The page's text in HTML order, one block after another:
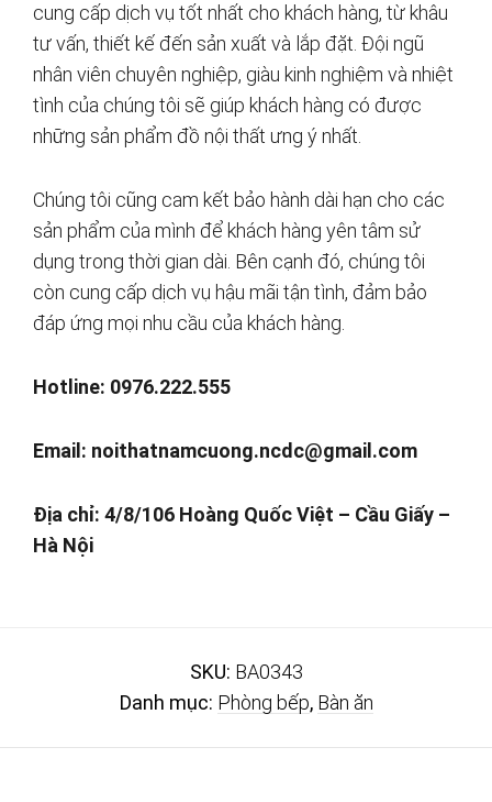
cung cấp dịch vụ tốt nhất cho khách hàng, từ khâu
tư vấn, thiết kế đến sản xuất và lắp đặt. Đội ngũ
nhân viên chuyên nghiệp, giàu kinh nghiệm và nhiệt
tình của chúng tôi sẽ giúp khách hàng có được
những sản phẩm đồ nội thất ưng ý nhất.
Chúng tôi cũng cam kết bảo hành dài hạn cho các
sản phẩm của mình để khách hàng yên tâm sử
dụng trong thời gian dài. Bên cạnh đó, chúng tôi
còn cung cấp dịch vụ hậu mãi tận tình, đảm bảo
đáp ứng mọi nhu cầu của khách hàng.
Hotline: 0976.222.555
Email: noithatnamcuong.ncdc@gmail.com
Địa chỉ: 4/8/106 Hoàng Quốc Việt – Cầu Giấy –
Hà Nội
SKU: BA0343
Danh mục: Phòng bếp, Bàn ăn